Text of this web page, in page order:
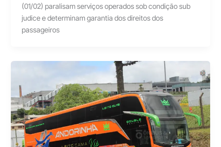
(01/02) paralisam serviços operados sob condição sub
judice e determinam garantia dos direitos dos
passageiros